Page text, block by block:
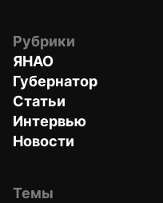
Рубрики
ЯНАО
Губернатор
Статьи
Интервью
Новости
Темы